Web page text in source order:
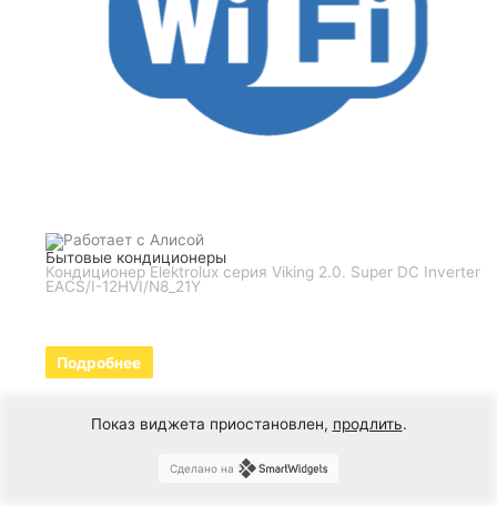
Бытовые кондиционеры
Кондиционер Elektrolux серия Viking 2.0. Super DC Inverter
EACS/I-12HVI/N8_21Y
Подробнее
Показ виджета приостановлен, продлить.
Сделано на